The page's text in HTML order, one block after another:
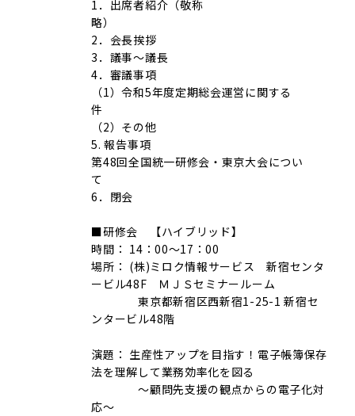
1．出席者紹介（敬称
略）
2．会長挨拶
3．議事～議長
4．審議事項
（1）令和5年度定期総会運営に関する
件
（2）その他
5. 報告事項
第48回全国統一研修会・東京大会につい
て
6．閉会
■研修会 【ハイブリッド】
時間： 14：00～17：00
場所： (株)ミロク情報サービス 新宿センタ
ービル48F ＭＪＳセミナールーム
東京都新宿区西新宿1-25-1 新宿セ
ンタービル48階
演題： 生産性アップを目指す！電子帳簿保存
法を理解して業務効率化を図る
～顧問先支援の観点からの電子化対
応～